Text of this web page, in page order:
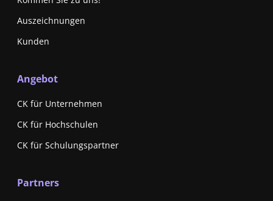
Auszeichnungen
Kunden
Angebot
CK für Unternehmen
CK für Hochschulen
CK für Schulungspartner
Partners